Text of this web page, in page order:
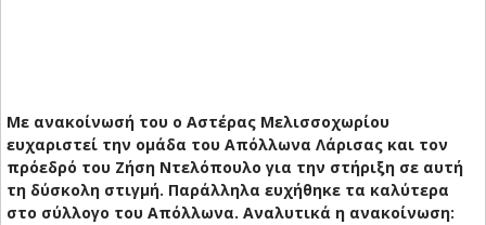
Με ανακοίνωσή του ο Αστέρας Μελισσοχωρίου
ευχαριστεί την ομάδα του Απόλλωνα Λάρισας και τον
πρόεδρό του Ζήση Ντελόπουλο για την στήριξη σε αυτή
τη δύσκολη στιγμή. Παράλληλα ευχήθηκε τα καλύτερα
στο σύλλογο του Απόλλωνα. Αναλυτικά η ανακοίνωση: